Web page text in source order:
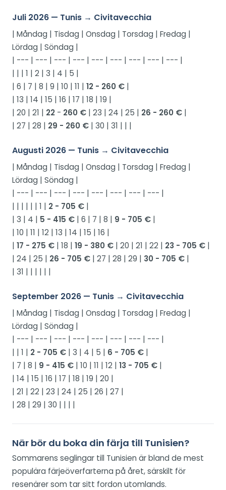
Juli 2026 — Tunis → Civitavecchia
| Måndag | Tisdag | Onsdag | Torsdag | Fredag |
Lördag | Söndag |
| --- | --- | --- | --- | --- | --- | --- | --- | --- |
| | | 1 | 2 | 3 | 4 | 5 |
| 6 | 7 | 8 | 9 | 10 | 11 | 12 - 260 € |
| 13 | 14 | 15 | 16 | 17 | 18 | 19 |
| 20 | 21 | 22 - 260 € | 23 | 24 | 25 | 26 - 260 € |
| 27 | 28 | 29 - 260 € | 30 | 31 | | |
Augusti 2026 — Tunis → Civitavecchia
| Måndag | Tisdag | Onsdag | Torsdag | Fredag |
Lördag | Söndag |
| --- | --- | --- | --- | --- | --- | --- | --- |
| | | | | | 1 | 2 - 705 € |
| 3 | 4 | 5 - 415 € | 6 | 7 | 8 | 9 - 705 € |
| 10 | 11 | 12 | 13 | 14 | 15 | 16 |
| 17 - 275 € | 18 | 19 - 380 € | 20 | 21 | 22 | 23 - 705 € |
| 24 | 25 | 26 - 705 € | 27 | 28 | 29 | 30 - 705 € |
| 31 | | | | | |
September 2026 — Tunis → Civitavecchia
| Måndag | Tisdag | Onsdag | Torsdag | Fredag |
Lördag | Söndag |
| --- | --- | --- | --- | --- | --- | --- | --- |
| | 1 | 2 - 705 € | 3 | 4 | 5 | 6 - 705 € |
| 7 | 8 | 9 - 415 € | 10 | 11 | 12 | 13 - 705 € |
| 14 | 15 | 16 | 17 | 18 | 19 | 20 |
| 21 | 22 | 23 | 24 | 25 | 26 | 27 |
| 28 | 29 | 30 | | | |
När bör du boka din färja till Tunisien?
Sommarens seglingar till Tunisien är bland de mest
populära färjeöverfarterna på året, särskilt för
resenärer som tar sitt fordon utomlands.